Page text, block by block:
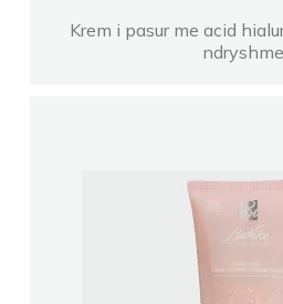
Krem i pasur me acid